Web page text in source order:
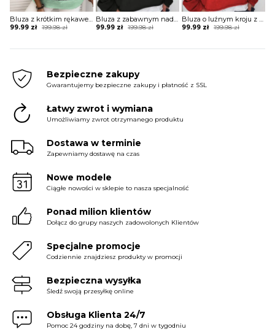
Bluza z krótkim rękawem z nadrukiem
199.98zł
Original
99.99 zł
Current
Bluza z zabawnym nadrukiem
199.98zł
Original
99.99 zł
Current
Bluza o luźnym kroju z zabawnym nadrukiem
199.98zł
Original
99.99 zł
Current
Bezpieczne zakupy
Gwarantujemy bezpieczne zakupy i płatność z SSL
Łatwy zwrot i wymiana
Umożliwiamy zwrot otrzymanego produktu
Dostawa w terminie
Zapewniamy dostawę na czas
Nowe modele
Ciągłe nowości w sklepie to nasza specjalność
Ponad milion klientów
Dołącz do grupy naszych zadowolonych Klientów
Specjalne promocje
Codziennie znajdziesz produkty w promocji
Bezpieczna wysyłka
Śledź swoją przesyłkę online
Obsługa Klienta 24/7
Pomoc 24 godziny na dobę, 7 dni w tygodniu